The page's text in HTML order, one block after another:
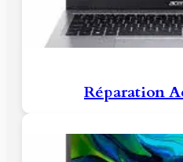
Réparation